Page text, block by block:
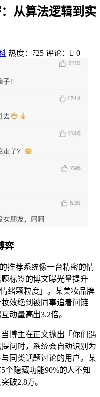
从算法逻辑到实
热度：725 评论： 0
弈
推荐系统像一台精密的情
标签的博文曝光量提升
绪颗粒度」。某美妆品牌
效绝到被同事追着问链
动量高出3.2倍。
博主在正文抛出「你们遇
问时，系统会自动识别为
同类话题讨论的用户。某
个隐藏功能90%的人不知
破2.8万。